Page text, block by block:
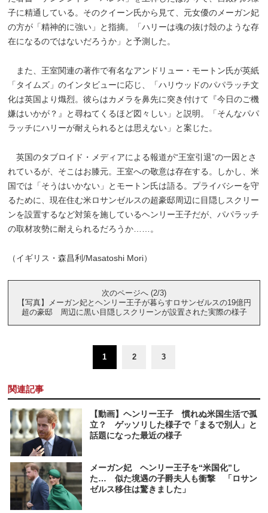
子に精通している。そのクイーン氏から見て、元女優のメーガン妃
の方が「精神的に強い」と指摘。「ハリーは魂の抜け殻のような存
在になるのではないだろうか」と予測した。
また、王室関連の著作で有名なアンドリュー・モートン氏が英紙
「タイムズ」のインタビューに応じ、「ハリウッドのパパラッチ文
化は英国より熾烈。彼らはカメラを鼻先に突き付けて『今日のご機
嫌はいかが？』と尋ねてくるほど図々しい」と説明。「そんなパパ
ラッチにハリーが耐えられるとは思えない」と案じた。
英国のタブロイド・メディアによる報道が“王室引退”の一因とさ
れているが、そこはお膝元。王室への敬意は存在する。しかし、米
国では「そうはいかない」とモートン氏は語る。プライバシーを守
るために、現在住む米ロサンゼルスの超豪邸周辺に目隠しスクリー
ンを設置するなど対策を施しているヘンリー王子だが、パパラッチ
の取材攻勢に耐えられるだろうか……。
（イギリス・森昌利/Masatoshi Mori）
次のページへ (2/3)
【写真】メーガン妃とヘンリー王子が暮らすロサンゼルスの19億円
超の豪邸 周辺に黒い目隠しスクリーンが設置された実際の様子
1 2 3
関連記事
【動画】ヘンリー王子 慣れぬ米国生活で孤
立？ ゲッソリした様子で「まるで別人」と
話題になった最近の様子
メーガン妃 ヘンリー王子を“米国化”し
た… 似た境遇の子爵夫人も衝撃 「ロサン
ゼルス移住は驚きました」